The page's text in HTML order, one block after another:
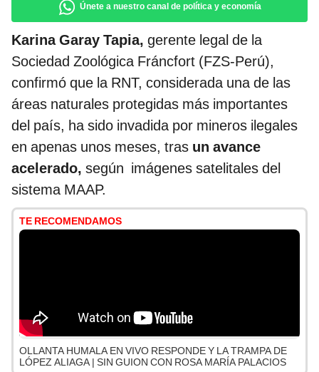
Únete a nuestro canal de política y economía
Karina Garay Tapia, gerente legal de la
Sociedad Zoológica Fráncfort (FZS-Perú),
confirmó que la RNT, considerada una de las
áreas naturales protegidas más importantes
del país, ha sido invadida por mineros ilegales
en apenas unos meses, tras un avance
acelerado, según imágenes satelitales del
sistema MAAP.
TE RECOMENDAMOS
OLLANTA HUMALA EN VIVO RESPONDE Y LA TRAMPA DE
LÓPEZ ALIAGA | SIN GUION CON ROSA MARÍA PALACIOS